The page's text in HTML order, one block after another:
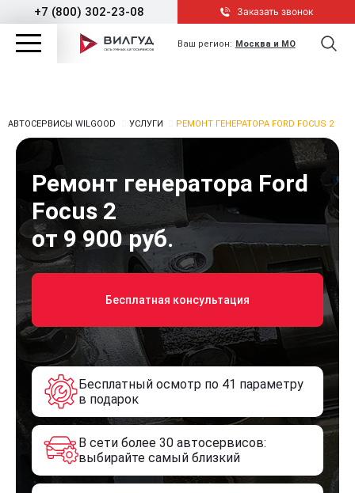
+7 (800) 302-23-08 Заказать звонок
Ваш регион: Москва и МО
АВТОСЕРВИСЫ WILGOOD УСЛУГИ РЕМОНТ ГЕНЕРАТОРА FORD FOCUS 2
Ремонт генератора Ford
Focus 2
от 9 900 руб.
Бесплатная консультация
Бесплатный осмотр по 41 параметру
в подарок
В сети более 30 автосервисов:
выбирайте самый близкий